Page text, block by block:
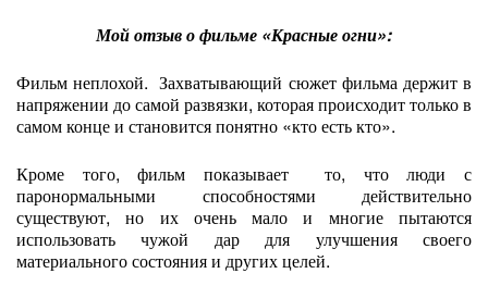
Мой отзыв о фильме «Красные огни»:
Фильм неплохой. Захватывающий сюжет фильма держит в
напряжении до самой развязки, которая происходит только в
самом конце и становится понятно «кто есть кто».
Кроме того, фильм показывает то, что люди с
паронормальными способностями действительно
существуют, но их очень мало и многие пытаются
использовать чужой дар для улучшения своего
материального состояния и других целей.